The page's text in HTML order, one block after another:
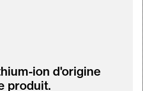
ion d'origine
produit.